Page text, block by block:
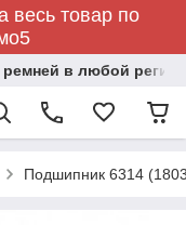
весь товар по
в любой регион
Подшипник 6314